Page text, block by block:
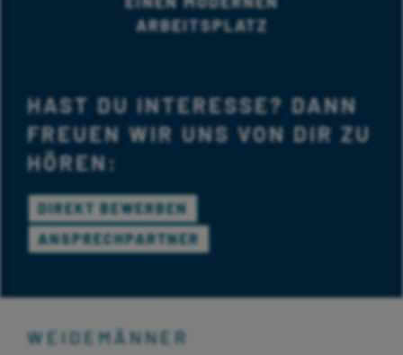
ARBEITSPLATZ
HAST DU INTERESSE? DANN
FREUEN WIR UNS VON DIR ZU
HÖREN:
DIREKT BEWERBEN
ANSPRECHPARTNER
WEIDEMÄNNER